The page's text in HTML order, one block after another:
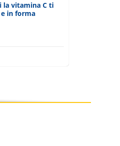
la vitamina C ti
in forma